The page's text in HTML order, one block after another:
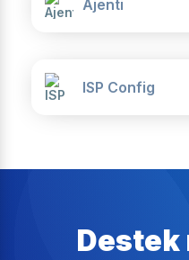
Ajenti
ISP Config
Destek